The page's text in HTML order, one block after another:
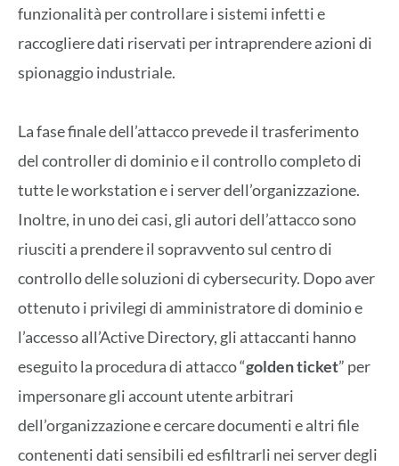
funzionalità per controllare i sistemi infetti e
raccogliere dati riservati per intraprendere azioni di
spionaggio industriale.
La fase finale dell’attacco prevede il trasferimento
del controller di dominio e il controllo completo di
tutte le workstation e i server dell’organizzazione.
Inoltre, in uno dei casi, gli autori dell’attacco sono
riusciti a prendere il sopravvento sul centro di
controllo delle soluzioni di cybersecurity. Dopo aver
ottenuto i privilegi di amministratore di dominio e
l’accesso all’Active Directory, gli attaccanti hanno
eseguito la procedura di attacco “golden ticket” per
impersonare gli account utente arbitrari
dell’organizzazione e cercare documenti e altri file
contenenti dati sensibili ed esfiltrarli nei server degli